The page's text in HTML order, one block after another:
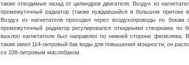
также отводимые назад от цилиндров двигателя. Воздух из
промежуточный радиатор (также нуждавшийся в большом притоке
Воздух из нагнетателя проходил через воздухопроводы по
промежуточный радиатор регулировался откидными створками
выхлоп нагнетателя был направлен по нижней стороне фюзеляжа.
также имел 114-литровый бак воды для повышения мощности; он
со 108-литровым маслобаком.